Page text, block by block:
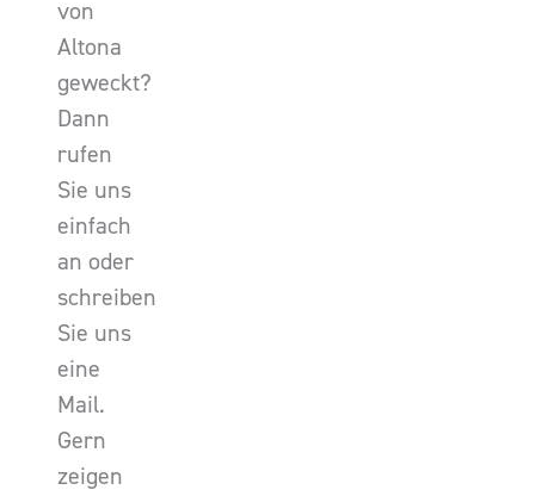
von
Altona
geweckt?
Dann
rufen
Sie uns
einfach
an oder
schreiben
Sie uns
eine
Mail.
Gern
zeigen